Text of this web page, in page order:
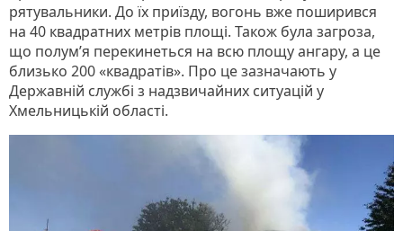
рятувальники. До їх приїзду, вогонь вже поширився
на 40 квадратних метрів площі. Також була загроза,
що полум’я перекинеться на всю площу ангару, а це
близько 200 «квадратів». Про це зазначають у
Державній службі з надзвичайних ситуацій у
Хмельницькій області.